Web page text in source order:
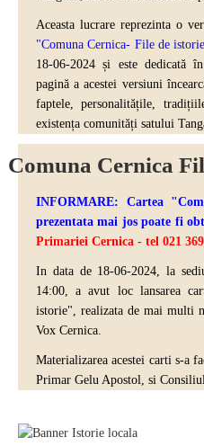
Aceasta lucrare reprezinta o
"Comuna Cernica- File de
18-06-2024 și este dedicată
pagină a acestei versiuni
faptele, personalitățile,
existența comunități satului
Comuna Cernica
INFORMARE: Cartea
prezentata mai jos poate fi
Primariei Cernica - tel 021
In data de 18-06-2024, la
14:00, a avut loc lansarea
istorie", realizata de mai multi
Vox Cernica.
Materializarea acestei carti s-a
Primar Gelu Apostol, si